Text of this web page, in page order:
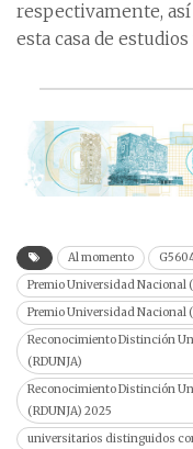
respectivamente,
esta casa de
Al momento
Premio Universidad Nacional
Premio Universidad Nacional
Reconocimiento Distinción
(RDUNJA)
Reconocimiento Distinción
(RDUNJA) 2025
universitarios distinguidos